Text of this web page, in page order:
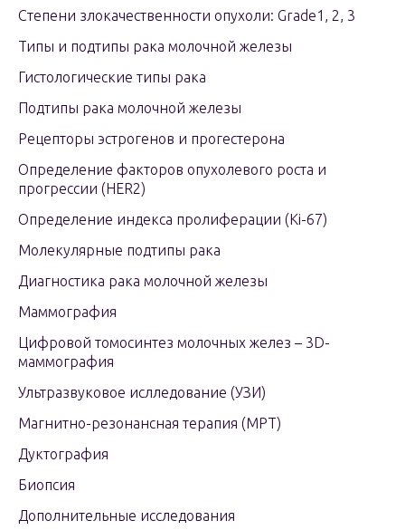
Степени злокачественности опухоли: Grade1, 2, 3
Типы и подтипы рака молочной железы
Гистологические типы рака
Подтипы рака молочной железы
Рецепторы эстрогенов и прогестерона
Определение факторов опухолевого роста и
прогрессии (HER2)
Определение индекса пролиферации (Ki-67)
Молекулярные подтипы рака
Диагностика рака молочной железы
Маммография
Цифровой томосинтез молочных желез – 3D-
маммография
Ультразвуковое ислледование (УЗИ)
Магнитно-резонансная терапия (МРТ)
Дуктография
Биопсия
Дополнительные исследования